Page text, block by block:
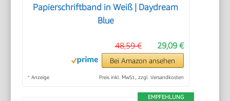
Papierschriftband in Weiß | Daydream
Blue
29,09 €
48,59 €
Bei Amazon ansehen
* Anzeige Preis inkl. MwSt., zzgl. Versandkosten
EMPFEHLUNG